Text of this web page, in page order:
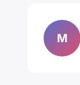
M